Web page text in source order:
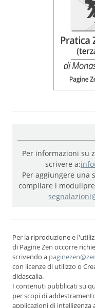
Per informazioni su
scrivere a:
Per aggiungere una
compilare i moduli
Per la riproduzione e
di Pagine Zen occorre
scrivendo a
con licenze di utilizzo o
didascalia.
I contenuti pubblicati su
per scopi di
applicazioni di intelligenza